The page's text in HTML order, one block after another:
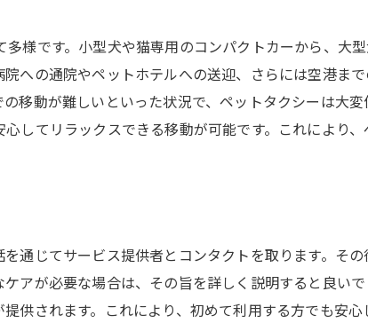
リスト
化
様です。小型犬や猫専用のコンパクトカーから、大
への通院やペットホテルへの送迎、さらには空港ま
移動が難しいといった状況で、ペットタクシーは大変
してリラックスできる移動が可能です。これにより
通じてサービス提供者とコンタクトを取ります。その
アが必要な場合は、その旨を詳しく説明すると良い
供されます。これにより、初めて利用する方でも安心